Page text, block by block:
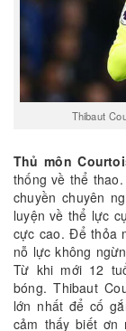
Thibaut
Thủ môn
thống về thể
chuyền chuyên
luyện về thể lực
cực cao. Để thỏa
nỗ lực không
Từ khi mới 12
bóng. Thibaut
lớn nhất để cố
cảm thấy biết ơn